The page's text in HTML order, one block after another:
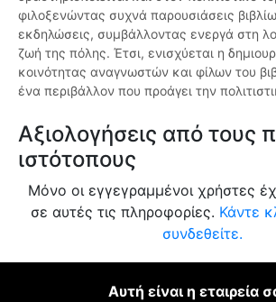
φιλοξενώντας συχνά παρουσιάσεις
εκδηλώσεις, συμβάλλοντας ενεργά στη
ζωή της πόλης. Έτσι, ενισχύεται η
κοινότητας αναγνωστών και φίλων του
ένα περιβάλλον που προάγει την
Αξιολογήσεις από τους
ιστότοπους
Μόνο οι εγγεγραμμένοι χρήστες
σε αυτές τις πληροφορίες. Κάντε
συνδεθείτε.
Αυτή είναι η εταιρεία